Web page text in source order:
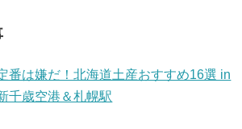
番は嫌だ！北海道土産おすすめ16選 in
千歳空港＆札幌駅